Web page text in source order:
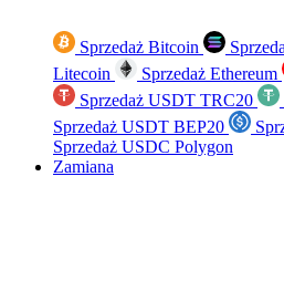
Sprzedaż Bitcoin
Litecoin
Sprzedaż Ethereum
Sprzedaż USDT TRC20
Sprzedaż USDT BEP20
Sprzedaż USDC Polygon
Zamiana